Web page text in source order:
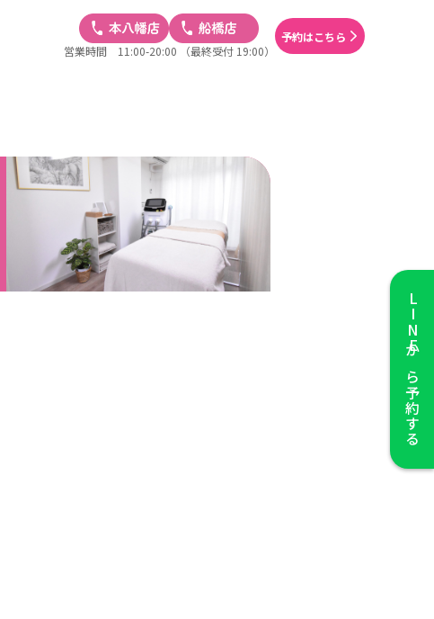
営業時間 11:00-20:00 （最終受付 19:00）
予約はこちら
LINE
から予約する